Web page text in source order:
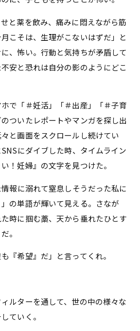
と薬を飲み、痛みに悶えながら筋
こそは、生理がこないはずだ」と
、怖い。行動と気持ちが矛盾して
安と恐れは自分の影のようにどこ
で「＃妊活」「＃出産」「＃子育
ついたレポートやマンガを探し出
と画面をスクロールし続けてい
にダイブした時、タイムライン
！妊婦』の文字を見つけた。
報に溺れて窒息しそうだった私に
の単語が輝いて見える。さなが
時に掴む藁、天から垂れたひとす
。
『希望』だ」と言ってくれ。
ルターを通して、世の中の様々な
ていく。